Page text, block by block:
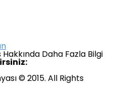
Daha Fazla Bilgi
© 2015. All Rights